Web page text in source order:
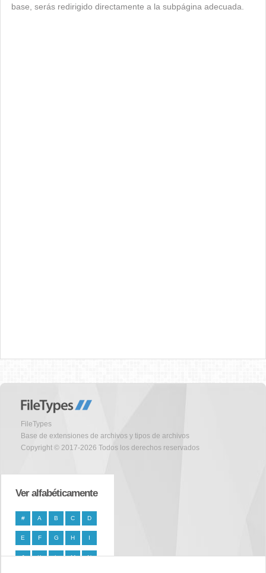
base, serás redirigido directamente a la subpágina adecuada.
FileTypes
Base de extensiones de archivos y tipos de archivos
Copyright © 2017-2026 Todos los derechos reservados
Ver alfabéticamente
# A B C D
E F G H I
J K L M N